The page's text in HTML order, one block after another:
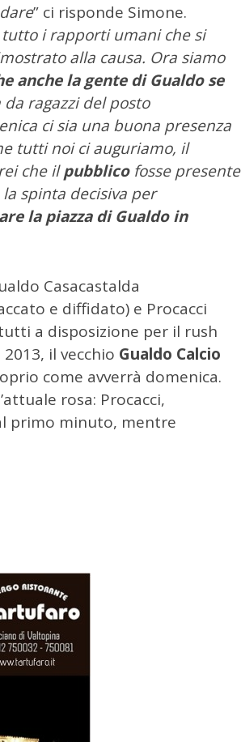
” ci risponde Simone.
i rapporti umani che si
alla causa. Ora siamo
anche la gente di Gualdo se
da ragazzi del posto
ci sia una buona presenza
tutti noi ci auguriamo, il
che ilpubblicofosse presente
spinta decisiva per
la piazza di Gualdo in
Casacastalda
e diffidato) e Procacci
a disposizione per il rush
il vecchio Gualdo Calcio
come avverrà domenica.
rosa: Procacci,
primo minuto, mentre